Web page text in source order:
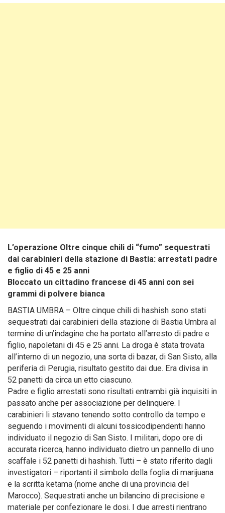
L’operazione Oltre cinque chili di “fumo” sequestrati
dai carabinieri della stazione di Bastia: arrestati padre
e figlio di 45 e 25 anni
Bloccato un cittadino francese di 45 anni con sei
grammi di polvere bianca
BASTIA UMBRA – Oltre cinque chili di hashish sono stati
sequestrati dai carabinieri della stazione di Bastia Umbra al
termine di un’indagine che ha portato all’arresto di padre e
figlio, napoletani di 45 e 25 anni. La droga è stata trovata
all’interno di un negozio, una sorta di bazar, di San Sisto, alla
periferia di Perugia, risultato gestito dai due. Era divisa in
52 panetti da circa un etto ciascuno.
Padre e figlio arrestati sono risultati entrambi già inquisiti in
passato anche per associazione per delinquere. I
carabinieri li stavano tenendo sotto controllo da tempo e
seguendo i movimenti di alcuni tossicodipendenti hanno
individuato il negozio di San Sisto. I militari, dopo ore di
accurata ricerca, hanno individuato dietro un pannello di uno
scaffale i 52 panetti di hashish. Tutti – è stato riferito dagli
investigatori – riportanti il simbolo della foglia di marijuana
e la scritta ketama (nome anche di una provincia del
Marocco). Sequestrati anche un bilancino di precisione e
materiale per confezionare le dosi. I due arresti rientrano